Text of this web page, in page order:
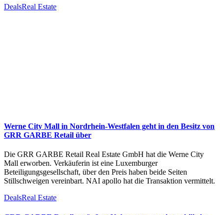
DealsReal Estate
Werne City Mall in Nordrhein-Westfalen geht in den Besitz von
GRR GARBE Retail über
Die GRR GARBE Retail Real Estate GmbH hat die Werne City
Mall erworben. Verkäuferin ist eine Luxemburger
Beteiligungsgesellschaft, über den Preis haben beide Seiten
Stillschweigen vereinbart. NAI apollo hat die Transaktion vermittelt.
DealsReal Estate